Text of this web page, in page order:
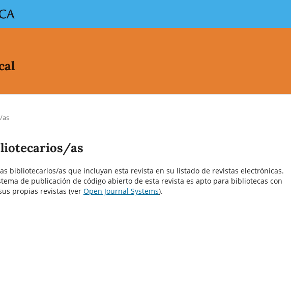
as
as
bibliotecarios/as que incluyan esta revista en su listado de revistas electrónicas.
de publicación de código abierto de esta revista es apto para bibliotecas con
propias revistas (ver Open Journal Systems).